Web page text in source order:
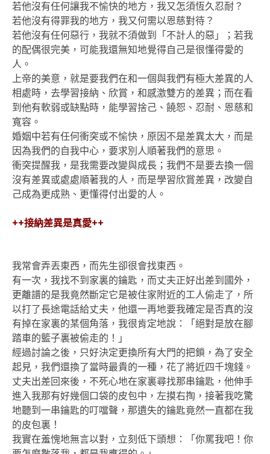
若他沒有任何讓我不愉快的地方，我又怎須恆久忍耐？
若他沒有得罪我的地方，我又何需以恩慈對待？
若他沒有任何惡行，我就不須做到「不計人的惡」；若我
的配偶很完美，可能我還無知地覺得自己是很懂得愛的
人。
上帝的美意，就是要我們在和一個與我們有極大差異的人
相處時，去學習接納、欣賞，和感激雙方的差異；而在看
到他有軟弱或缺點時，能學習捨己、饒恕、忍耐、恩慈和
寬容。
婚姻中若有任何衝突或不愉快，原因不是差異太大，而是
因為我們的自我中心，要求別人順著我們的意思。
衝突提醒我，是我需要改變與成長；我們不是要去換一個
沒有差異或處處順著我的人，而是學習欣賞差異，改變自
己成為更成熟、更懂得付出愛的人。
++接納差異是真愛++
我常會弄丟東西，而先生卻很會找東西。
有一次，我找不到家裏的鑰匙，而丈夫正好出差到國外，
更離譜的是我竟然斷定它是被住家附近的工人偷走了，所
以打了長途電話給丈夫，他還一再地要我確定是否真的沒
有掉在家裏的某個角落，我很肯定地說：「絕對是放在腳
踏車的籃子裏被偷走的！」
經過討論之後，只好決定更換所有大門的把鎖，為了安全
起見，我們還換了當時最貴的一種，花了將近四千塊錢。
丈夫出差回來後，不死心地在家裏尋找那串鑰匙，他伸手
進入我那有好幾個口袋的皮包中，左摸右掏，接著我吃驚
地聽到一串鑰匙的叮噹聲，那遺失的鑰匙竟然一直都在我
的皮包裏！
我實在羞愧地無言以對，立刻低下頭想：「你罵我吧！你